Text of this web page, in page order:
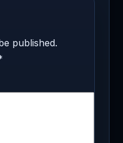
published.